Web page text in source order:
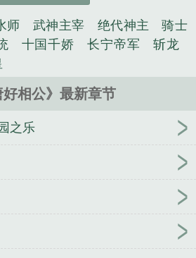
师 武神主宰 绝代神主
骑士
十国千娇 长宁帝军
斩龙
好相公》最新章节
之乐